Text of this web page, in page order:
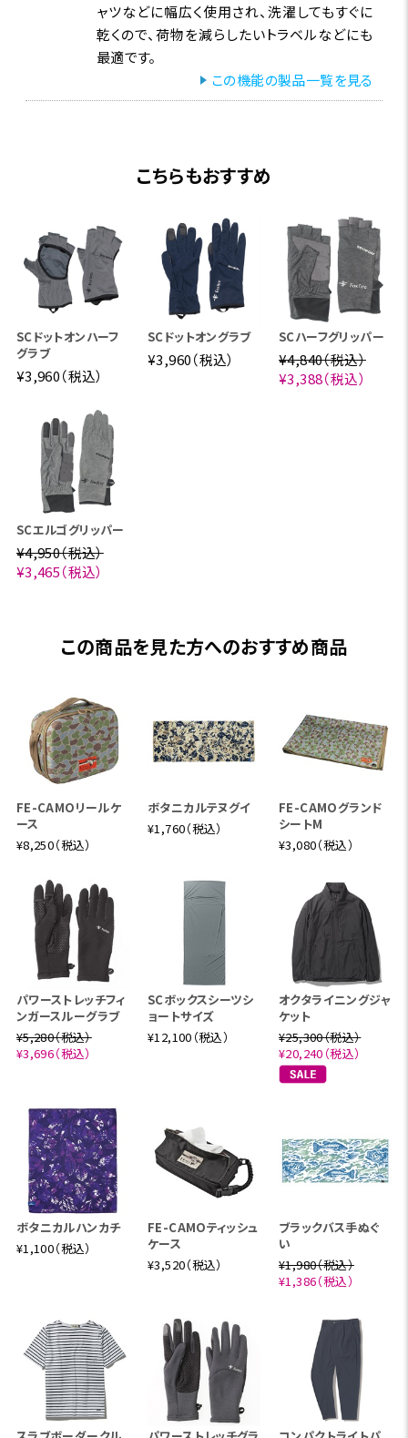
ャツなどに幅広く使用され、洗濯してもすぐに
乾くので、荷物を減らしたいトラベルなどにも
最適です。
この機能の製品一覧を見る
こちらもおすすめ
SCドットオンハーフ
グラブ
¥3,960（税込）
SCドットオングラブ
¥3,960（税込）
SCハーフグリッパー
¥4,840（税込）
¥3,388（税込）
SCエルゴグリッパー
¥4,950（税込）
¥3,465（税込）
この商品を見た方へのおすすめ商品
FE-CAMOリールケ
ース
¥8,250（税込）
ボタニカルテヌグイ
¥1,760（税込）
FE-CAMOグランド
シートM
¥3,080（税込）
パワーストレッチフィ
ンガースルーグラブ
¥5,280（税込）
¥3,696（税込）
SCボックスシーツシ
ョートサイズ
¥12,100（税込）
オクタライニングジャ
ケット
¥25,300（税込）
¥20,240（税込）
ボタニカルハンカチ
¥1,100（税込）
FE-CAMOティッシュ
ケース
¥3,520（税込）
ブラックバス手ぬぐ
い
¥1,980（税込）
¥1,386（税込）